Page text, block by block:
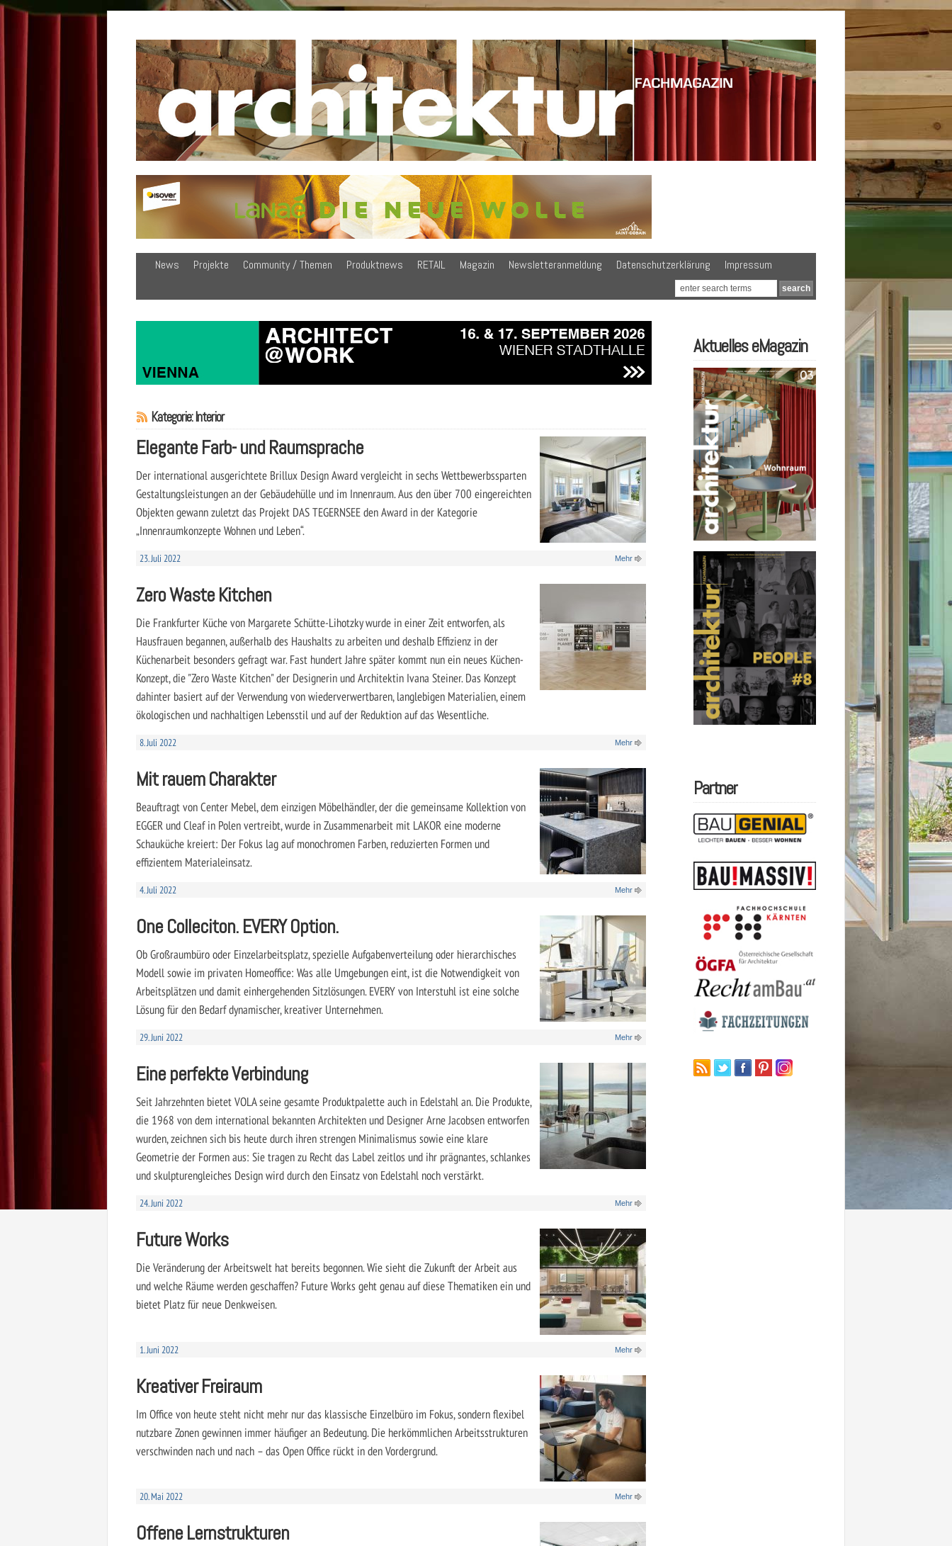
News Projekte Community / Themen Produktnews RETAIL Magazin Newsletteranmeldung Datenschutzerklärung Impressum
Kategorie: Interior
Elegante Farb- und Raumsprache
Der international ausgerichtete Brillux Design Award vergleicht in sechs Wettbewerbssparten
Gestaltungsleistungen an der Gebäudehülle und im Innenraum. Aus den über 700 eingereichten
Objekten gewann zuletzt das Projekt DAS TEGERNSEE den Award in der Kategorie
„Innenraumkonzepte Wohnen und Leben“.
23. Juli 2022 Mehr
Zero Waste Kitchen
Die Frankfurter Küche von Margarete Schütte-Lihotzky wurde in einer Zeit entworfen, als
Hausfrauen begannen, außerhalb des Haushalts zu arbeiten und deshalb Effizienz in der
Küchenarbeit besonders gefragt war. Fast hundert Jahre später kommt nun ein neues Küchen-
Konzept, die "Zero Waste Kitchen" der Designerin und Architektin Ivana Steiner. Das Konzept
dahinter basiert auf der Verwendung von wiederverwertbaren, langlebigen Materialien, einem
ökologischen und nachhaltigen Lebensstil und auf der Reduktion auf das Wesentliche.
8. Juli 2022 Mehr
Mit rauem Charakter
Beauftragt von Center Mebel, dem einzigen Möbelhändler, der die gemeinsame Kollektion von
EGGER und Cleaf in Polen vertreibt, wurde in Zusammenarbeit mit LAKOR eine moderne
Schauküche kreiert: Der Fokus lag auf monochromen Farben, reduzierten Formen und
effizientem Materialeinsatz.
4. Juli 2022 Mehr
One Colleciton. EVERY Option.
Ob Großraumbüro oder Einzelarbeitsplatz, spezielle Aufgabenverteilung oder hierarchisches
Modell sowie im privaten Homeoffice: Was alle Umgebungen eint, ist die Notwendigkeit von
Arbeitsplätzen und damit einhergehenden Sitzlösungen. EVERY von Interstuhl ist eine solche
Lösung für den Bedarf dynamischer, kreativer Unternehmen.
29. Juni 2022 Mehr
Eine perfekte Verbindung
Seit Jahrzehnten bietet VOLA seine gesamte Produktpalette auch in Edelstahl an. Die Produkte,
die 1968 von dem inter­national bekannten Architekten und Designer Arne Jacobsen entworfen
wurden, zeichnen sich bis heute durch ihren strengen Minimalismus sowie eine klare
Geometrie der Formen aus: Sie tragen zu Recht das Label zeitlos und ihr prägnantes, schlankes
und skulpturengleiches Design wird durch den Einsatz von Edelstahl noch verstärkt.
24. Juni 2022 Mehr
Future Works
Die Veränderung der Arbeitswelt hat bereits begonnen. Wie sieht die Zukunft der Arbeit aus
und welche Räume werden geschaffen? Future Works geht genau auf diese Thematiken ein und
bietet Platz für neue Denkweisen.
1. Juni 2022 Mehr
Kreativer Freiraum
Im Office von heute steht nicht mehr nur das klassische Einzelbüro im Fokus, sondern flexibel
nutzbare Zonen gewinnen immer häufiger an Bedeutung. Die herkömmlichen Arbeitsstrukturen
verschwinden nach und nach – das Open Office rückt in den Vordergrund.
20. Mai 2022 Mehr
Offene Lernstrukturen
Aktuelles eMagazin
Partner